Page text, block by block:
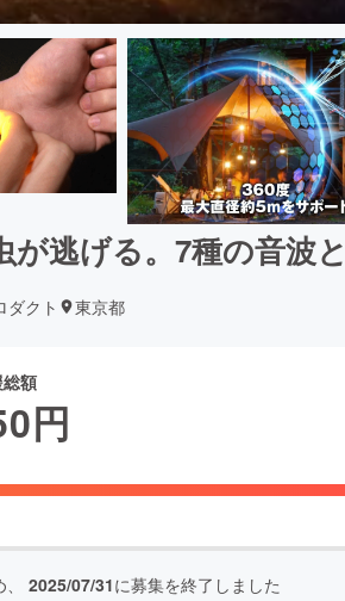
が逃げる。7種の音波
ダクト 東京都
額
円
2025/07/31に募集を終了しました